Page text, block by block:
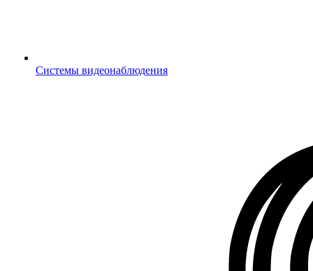
Системы видеонаблюдения